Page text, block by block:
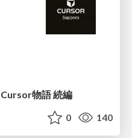
物語 続編
0 140